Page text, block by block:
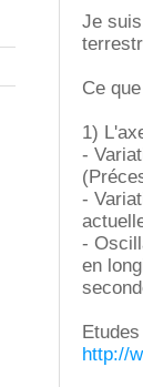
Je
Ce
1)
-
-
-
en
http://